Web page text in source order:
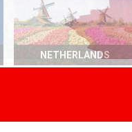
NETHERLANDS